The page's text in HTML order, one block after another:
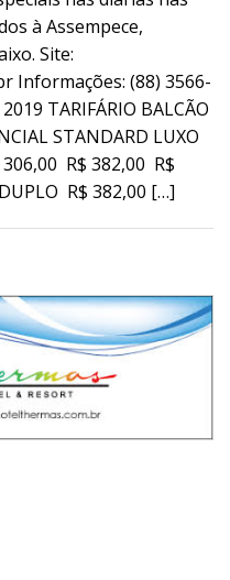
à Assempece,
Site:
Informações: (88) 3566-
TARIFÁRIO BALCÃO
STANDARD LUXO
306,00 R$ 382,00 R$
R$ 382,00 […]